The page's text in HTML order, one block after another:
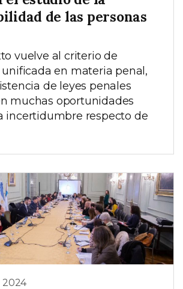
de las personas
vuelve al criterio de
en materia penal,
de leyes penales
muchas oportunidades
incertidumbre respecto de
2024